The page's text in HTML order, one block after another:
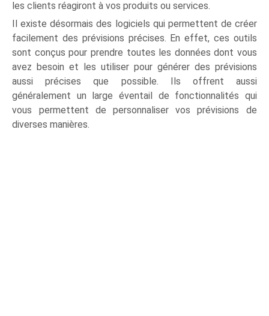
les clients réagiront à vos produits ou services.
Il existe désormais des logiciels qui permettent de créer
facilement des prévisions précises. En effet, ces outils
sont conçus pour prendre toutes les données dont vous
avez besoin et les utiliser pour générer des prévisions
aussi précises que possible. Ils offrent aussi
généralement un large éventail de fonctionnalités qui
vous permettent de personnaliser vos prévisions de
diverses manières.